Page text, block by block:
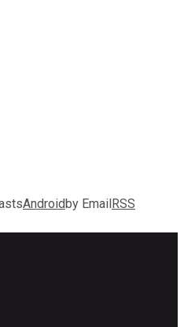
Androidby EmailRSS